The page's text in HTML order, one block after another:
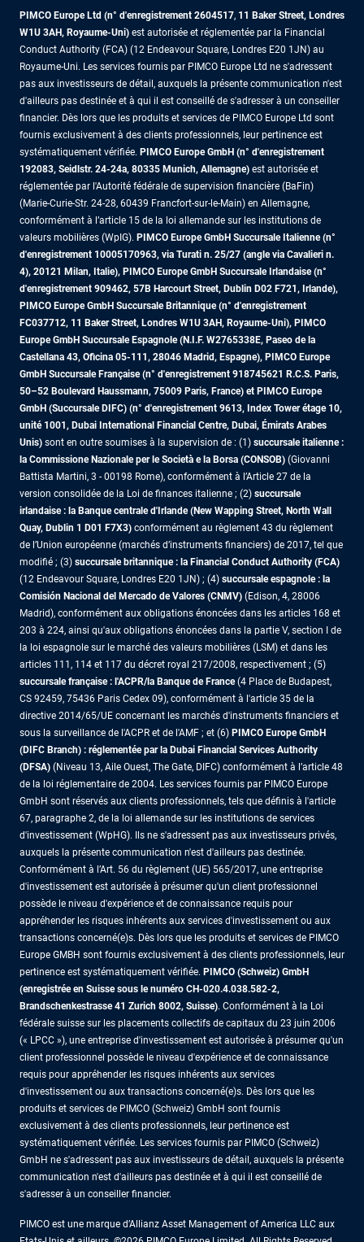
PIMCO Europe Ltd (n° d'enregistrement 2604517, 11 Baker Street, Londres
W1U 3AH, Royaume-Uni) est autorisée et réglementée par la Financial
Conduct Authority (FCA) (12 Endeavour Square, Londres E20 1JN) au
Royaume-Uni. Les services fournis par PIMCO Europe Ltd ne s'adressent
pas aux investisseurs de détail, auxquels la présente communication n'est
d'ailleurs pas destinée et à qui il est conseillé de s'adresser à un conseiller
financier. Dès lors que les produits et services de PIMCO Europe Ltd sont
fournis exclusivement à des clients professionnels, leur pertinence est
systématiquement vérifiée. PIMCO Europe GmbH (n° d'enregistrement
192083, Seidlstr. 24-24a, 80335 Munich, Allemagne) est autorisée et
réglementée par l'Autorité fédérale de supervision financière (BaFin)
(Marie-Curie-Str. 24-28, 60439 Francfort-sur-le-Main) en Allemagne,
conformément à l’article 15 de la loi allemande sur les institutions de
valeurs mobilières (WpIG). PIMCO Europe GmbH Succursale Italienne (n°
d'enregistrement 10005170963, via Turati n. 25/27 (angle via Cavalieri n.
4), 20121 Milan, Italie), PIMCO Europe GmbH Succursale Irlandaise (n°
d'enregistrement 909462, 57B Harcourt Street, Dublin D02 F721, Irlande),
PIMCO Europe GmbH Succursale Britannique (n° d'enregistrement
FC037712, 11 Baker Street, Londres W1U 3AH, Royaume-Uni), PIMCO
Europe GmbH Succursale Espagnole (N.I.F. W2765338E, Paseo de la
Castellana 43, Oficina 05-111, 28046 Madrid, Espagne), PIMCO Europe
GmbH Succursale Française (n° d'enregistrement 918745621 R.C.S. Paris,
50–52 Boulevard Haussmann, 75009 Paris, France) et PIMCO Europe
GmbH (Succursale DIFC) (n° d'enregistrement 9613, Index Tower étage 10,
unité 1001, Dubai International Financial Centre, Dubai, Émirats Arabes
Unis) sont en outre soumises à la supervision de : (1) succursale italienne :
la Commissione Nazionale per le Società e la Borsa (CONSOB) (Giovanni
Battista Martini, 3 - 00198 Rome), conformément à l’Article 27 de la
version consolidée de la Loi de finances italienne ; (2) succursale
irlandaise : la Banque centrale d'Irlande (New Wapping Street, North Wall
Quay, Dublin 1 D01 F7X3) conformément au règlement 43 du règlement
de l’Union européenne (marchés d’instruments financiers) de 2017, tel que
modifié ; (3) succursale britannique : la Financial Conduct Authority (FCA)
(12 Endeavour Square, Londres E20 1JN) ; (4) succursale espagnole : la
Comisión Nacional del Mercado de Valores (CNMV) (Edison, 4, 28006
Madrid), conformément aux obligations énoncées dans les articles 168 et
203 à 224, ainsi qu'aux obligations énoncées dans la partie V, section I de
la loi espagnole sur le marché des valeurs mobilières (LSM) et dans les
articles 111, 114 et 117 du décret royal 217/2008, respectivement ; (5)
succursale française : l'ACPR/la Banque de France(4 Place de Budapest,
CS 92459, 75436 Paris Cedex 09), conformément à l'article 35 de la
directive 2014/65/UE concernant les marchés d'instruments financiers et
sous la surveillance de l'ACPR et de l'AMF ; et (6) PIMCO Europe GmbH
(DIFC Branch) : réglementée par la Dubai Financial Services Authority
(DFSA) (Niveau 13, Aile Ouest, The Gate, DIFC) conformément à l’article 48
de la loi réglementaire de 2004. Les services fournis par PIMCO Europe
GmbH sont réservés aux clients professionnels, tels que définis à l'article
67, paragraphe 2, de la loi allemande sur les institutions de services
d'investissement (WpHG). Ils ne s'adressent pas aux investisseurs privés,
auxquels la présente communication n'est d'ailleurs pas destinée.
Conformément à l’Art. 56 du règlement (UE) 565/2017, une entreprise
d'investissement est autorisée à présumer qu'un client professionnel
possède le niveau d'expérience et de connaissance requis pour
appréhender les risques inhérents aux services d'investissement ou aux
transactions concerné(e)s. Dès lors que les produits et services de PIMCO
Europe GMBH sont fournis exclusivement à des clients professionnels, leur
pertinence est systématiquement vérifiée. PIMCO (Schweiz) GmbH
(enregistrée en Suisse sous le numéro CH-020.4.038.582-2,
Brandschenkestrasse 41 Zurich 8002, Suisse). Conformément à la Loi
fédérale suisse sur les placements collectifs de capitaux du 23 juin 2006
(« LPCC »), une entreprise d'investissement est autorisée à présumer qu'un
client professionnel possède le niveau d'expérience et de connaissance
requis pour appréhender les risques inhérents aux services
d'investissement ou aux transactions concerné(e)s. Dès lors que les
produits et services de PIMCO (Schweiz) GmbH sont fournis
exclusivement à des clients professionnels, leur pertinence est
systématiquement vérifiée. Les services fournis par PIMCO (Schweiz)
GmbH ne s'adressent pas aux investisseurs de détail, auxquels la présente
communication n'est d'ailleurs pas destinée et à qui il est conseillé de
s'adresser à un conseiller financier.
PIMCO est une marque d’Allianz Asset Management of America LLC aux